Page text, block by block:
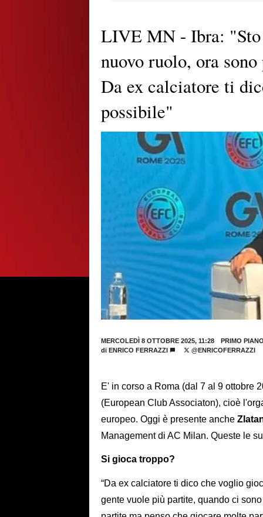
LIVE MN - Ibra: "Sto
nuovo ruolo, ora
Da ex calciatore ti
possibile"
MERCOLEDÌ 8 OTTOBRE 2025, 11:28
PRIMO PIANO
di ENRICO FERRAZZI @ENRICOFERRAZZI
E' in corso a Roma (dal 7 al 9 ottobre
(European Club Associaton), cioè
europeo. Oggi è presente anche
Management di AC Milan. Queste le
Si gioca troppo?
“Da ex calciatore ti dico che voglio
gente vuole più partite, quando ci